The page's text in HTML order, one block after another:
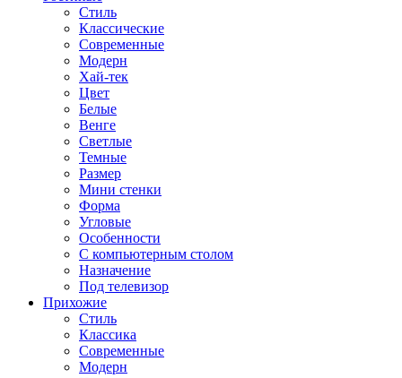
Стиль
Классические
Современные
Модерн
Хай-тек
Цвет
Белые
Венге
Светлые
Темные
Размер
Мини стенки
Форма
Угловые
Особенности
С компьютерным столом
Назначение
Под телевизор
Прихожие
Стиль
Классика
Современные
Модерн